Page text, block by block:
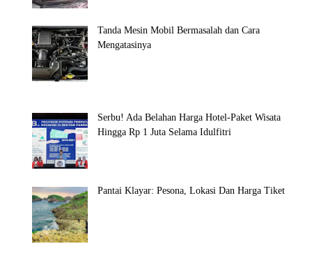
Tanda Mesin Mobil Bermasalah dan Cara
Mengatasinya
Serbu! Ada Belahan Harga Hotel-Paket Wisata
Hingga Rp 1 Juta Selama Idulfitri
Pantai Klayar: Pesona, Lokasi Dan Harga Tiket